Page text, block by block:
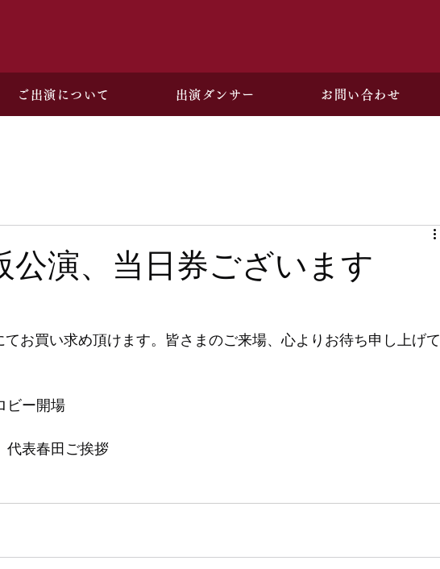
ご出演について 出演ダンサー お問い合わせ
公演、当日券ございます
お買い求め頂けます。皆さまのご来場、心よりお待ち申し上げて
ビー開場
代表春田ご挨拶